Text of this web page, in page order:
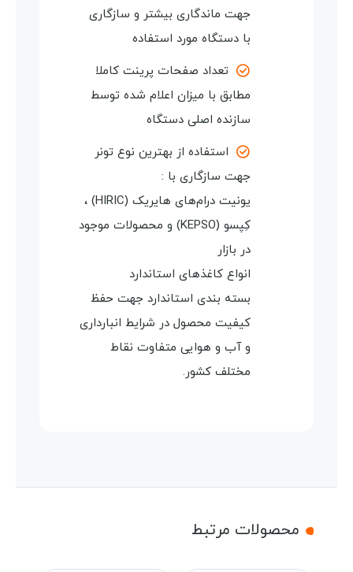
جهت ماندگاری بیشتر و سازگاری
با دستگاه مورد استفاده
تعداد صفحات پرینت کاملا
مطابق با میزان اعلام شده توسط
سازنده اصلی دستگاه
استفاده از بهترین نوع تونر
جهت سازگاری با :
یونیت درام‌های هایریک (HIRIC) ،
کِپسو (KEPSO) و محصولات موجود
در بازار
انواع کاغذهای استاندارد
بسته بندی استاندارد جهت حفظ
کیفیت محصول در شرایط انبارداری
و آب و هوایی متفاوت نقاط
مختلف کشور.
محصولات مرتبط